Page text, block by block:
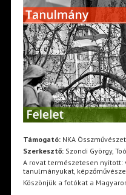
Támogató:NKA
Szerkesztő:Szondi György,
A rovat természetesen nyitott:
tanulmányukat,
Köszönjük a fotókat a